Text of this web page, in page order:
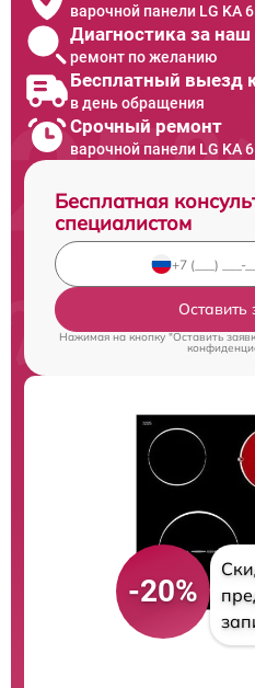
варочной панели LG KA
Диагностика за наш
ремонт по желанию
Бесплатный выезд
в день обращения
Срочный ремонт
варочной панели LG KA
Бесплатная
специалистом
Оставить
Нажимая на кнопку "Оставить
-20%